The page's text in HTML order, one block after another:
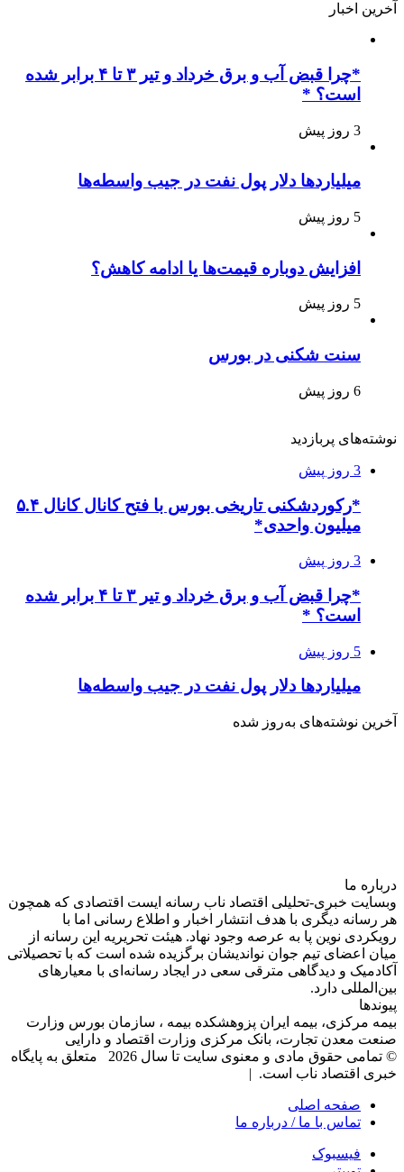
آخرین اخبار
*چرا قبض آب و برق خرداد و تیر ۳ تا ۴ برابر شده
است؟ *
3 روز پیش
میلیاردها دلار پول نفت در جیب واسطه‌ها
5 روز پیش
افزایش دوباره قیمت‌ها یا ادامه کاهش؟
5 روز پیش
سنت شکنی در بورس
6 روز پیش
نوشته‌های پربازدید
3 روز پیش
*رکوردشکنی تاریخی بورس با فتح کانال کانال ۵.۴
میلیون واحدی*
3 روز پیش
*چرا قبض آب و برق خرداد و تیر ۳ تا ۴ برابر شده
است؟ *
5 روز پیش
میلیاردها دلار پول نفت در جیب واسطه‌ها
آخرین نوشته‌های‌ به‌روز شده
درباره‌ ما
وبسایت خبری-تحلیلی اقتصاد ناب رسانه‌ ایست اقتصادی که همچون
هر رسانه دیگری با هدف انتشار اخبار و اطلاع رسانی اما با
رویکردی نوین پا به عرصه وجود نهاد. هیئت تحریریه این رسانه از
میان اعضای تیم جوان نواندیشان برگزیده شده است که با تحصیلاتی
آکادمیک و دیدگاهی‌ مترقی سعی در ایجاد رسانه‌ای با معیار‌های
بین‌المللی دارد.
پیوندها
بیمه مرکزی، بیمه ایران پزوهشکده بیمه ، سازمان بورس وزارت
صنعت معدن تجارت، بانک مرکزی وزارت اقتصاد و دارایی
© تمامی حقوق مادی و معنوی سایت تا سال 2026 متعلق به پایگاه
خبری اقتصاد ناب است. |
صفحه اصلی
تماس با ما / درباره ما
فیسبوک